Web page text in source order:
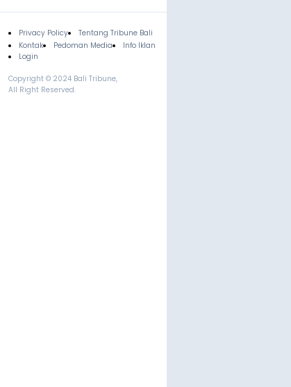
Footer
Privacy Policy
Tentang Tribune Bali
Kontak
Pedoman Media
Info Iklan
Login
Copyright © 2024 Bali Tribune,
All Right Reserved.